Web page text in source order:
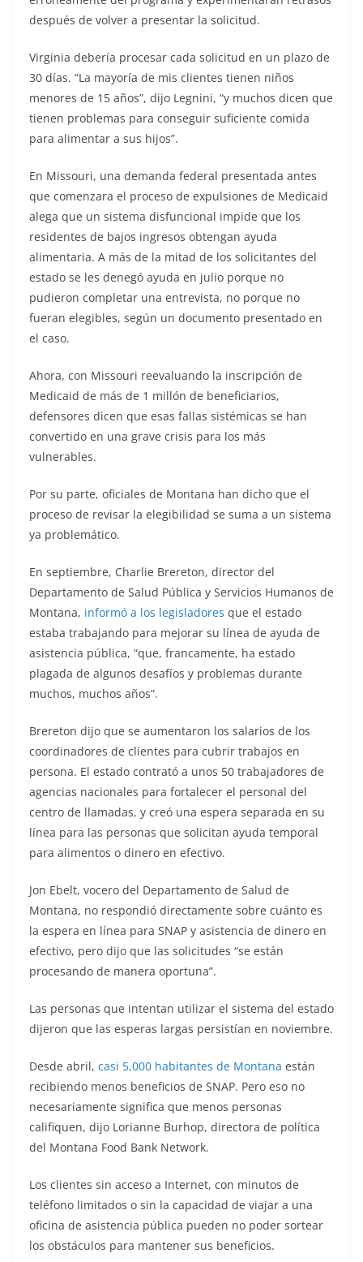
después de volver a presentar la solicitud.
Virginia debería procesar cada solicitud en un plazo de
30 días. “La mayoría de mis clientes tienen niños
menores de 15 años”, dijo Legnini, “y muchos dicen que
tienen problemas para conseguir suficiente comida
para alimentar a sus hijos”.
En Missouri, una demanda federal presentada antes
que comenzara el proceso de expulsiones de Medicaid
alega que un sistema disfuncional impide que los
residentes de bajos ingresos obtengan ayuda
alimentaria. A más de la mitad de los solicitantes del
estado se les denegó ayuda en julio porque no
pudieron completar una entrevista, no porque no
fueran elegibles, según un documento presentado en
el caso.
Ahora, con Missouri reevaluando la inscripción de
Medicaid de más de 1 millón de beneficiarios,
defensores dicen que esas fallas sistémicas se han
convertido en una grave crisis para los más
vulnerables.
Por su parte, oficiales de Montana han dicho que el
proceso de revisar la elegibilidad se suma a un sistema
ya problemático.
En septiembre, Charlie Brereton, director del
Departamento de Salud Pública y Servicios Humanos de
Montana, informó a los legisladores que el estado
estaba trabajando para mejorar su línea de ayuda de
asistencia pública, “que, francamente, ha estado
plagada de algunos desafíos y problemas durante
muchos, muchos años”.
Brereton dijo que se aumentaron los salarios de los
coordinadores de clientes para cubrir trabajos en
persona. El estado contrató a unos 50 trabajadores de
agencias nacionales para fortalecer el personal del
centro de llamadas, y creó una espera separada en su
línea para las personas que solicitan ayuda temporal
para alimentos o dinero en efectivo.
Jon Ebelt, vocero del Departamento de Salud de
Montana, no respondió directamente sobre cuánto es
la espera en línea para SNAP y asistencia de dinero en
efectivo, pero dijo que las solicitudes “se están
procesando de manera oportuna”.
Las personas que intentan utilizar el sistema del estado
dijeron que las esperas largas persistían en noviembre.
Desde abril, casi 5,000 habitantes de Montana están
recibiendo menos beneficios de SNAP. Pero eso no
necesariamente significa que menos personas
califiquen, dijo Lorianne Burhop, directora de política
del Montana Food Bank Network.
Los clientes sin acceso a Internet, con minutos de
teléfono limitados o sin la capacidad de viajar a una
oficina de asistencia pública pueden no poder sortear
los obstáculos para mantener sus beneficios.